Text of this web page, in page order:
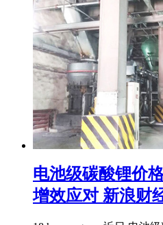
电池级碳酸锂价
增效应对 新浪财